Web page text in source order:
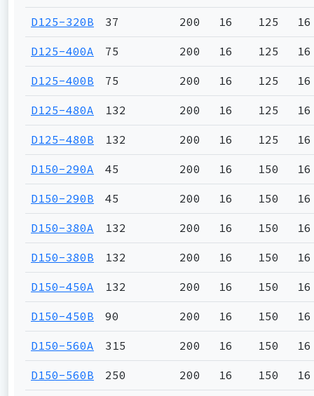
D125-320B 37 200 16 125 16
D125-400A 75 200 16 125 16
D125-400B 75 200 16 125 16
D125-480A 132 200 16 125 16
D125-480B 132 200 16 125 16
D150-290A 45 200 16 150 16
D150-290B 45 200 16 150 16
D150-380A 132 200 16 150 16
D150-380B 132 200 16 150 16
D150-450A 132 200 16 150 16
D150-450B 90 200 16 150 16
D150-560A 315 200 16 150 16
D150-560B 250 200 16 150 16